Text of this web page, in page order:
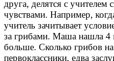
друга, делятся с
чувствами. Например,
учитель зачитывает
за грибами. Маша нашла 4
больше. Сколько грибов
первоклассники, едва